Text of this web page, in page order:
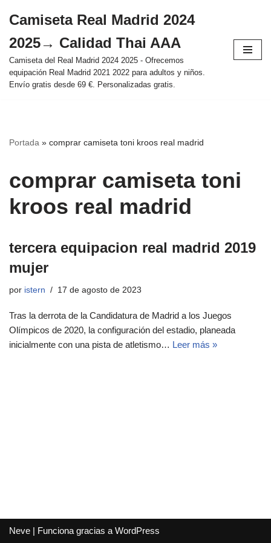
al
contenido
Camiseta Real Madrid 2024
2025→ Calidad Thai AAA
Camiseta del Real Madrid 2024 2025 - Ofrecemos
equipación Real Madrid 2021 2022 para adultos y niños.
Envío gratis desde 69 €. Personalizadas gratis.
Portada » comprar camiseta toni kroos real madrid
comprar camiseta toni
kroos real madrid
tercera equipacion real madrid 2019
mujer
por istern 17 de agosto de 2023
Tras la derrota de la Candidatura de Madrid a los Juegos
Olímpicos de 2020, la configuración del estadio, planeada
inicialmente con una pista de atletismo… Leer más »
Neve | Funciona gracias a WordPress